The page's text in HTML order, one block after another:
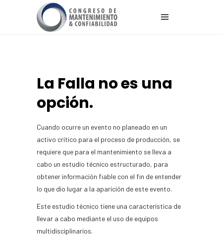
La Falla no es una
opción.
Cuando ocurre un evento no planeado en un
activo crítico para el proceso de producción, se
requiere que para el mantenimiento se lleva a
cabo un estudio técnico estructurado, para
obtener información fiable con el fin de entender
lo que dio lugar a la aparición de este evento.
Este estudio técnico tiene una característica de
llevar a cabo mediante el uso de equipos
multidisciplinarios.